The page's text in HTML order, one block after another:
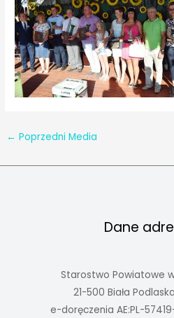
← Poprzedni Media
Dane
Starostwo Powiatowe w
21-500 Biała
e-doręczenia AE:PL-